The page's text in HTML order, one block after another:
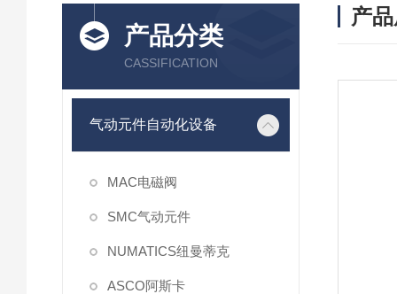
产品分类
CASSIFICATION
气动元件自动化设备
MAC电磁阀
SMC气动元件
NUMATICS纽曼蒂克
ASCO阿斯卡
产